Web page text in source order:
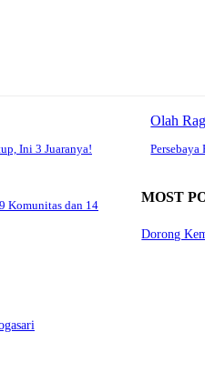
Ini 3 Juaranya!
Olah
Persebaya
Komunitas dan 14
MOST
Dorong